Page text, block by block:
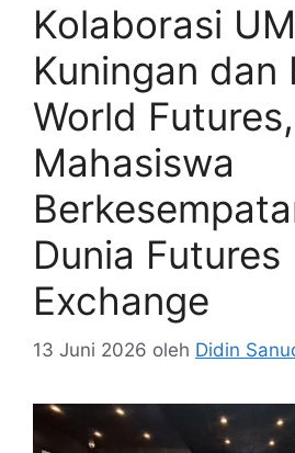
Kolaborasi UM
Kuningan dan
World Futures,
Mahasiswa
Dunia Futures
Exchange
13 Juni 2026 oleh Didin